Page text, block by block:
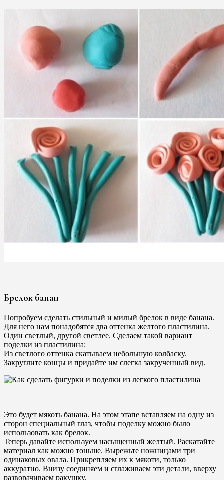
Брелок банан
Попробуем сделать стильный и милый брелок в виде банана.
Для него нам понадобятся два оттенка желтого пластилина.
Один светлый, другой светлее. Сделаем такой вариант
поделки из пластилина:
Из светлого оттенка скатываем небольшую колбаску.
Закруглите концы и придайте им слегка закрученный вид.
Это будет мякоть банана. На этом этапе вставляем на одну из
сторон специальный глаз, чтобы поделку можно было
использовать как брелок.
Теперь давайте используем насыщенный желтый. Раскатайте
материал как можно тоньше. Вырежьте ножницами три
одинаковых овала. Прикрепляем их к мякоти, только
аккуратно. Внизу соединяем и сглаживаем эти детали, вверху
разворачиваем ракушку.